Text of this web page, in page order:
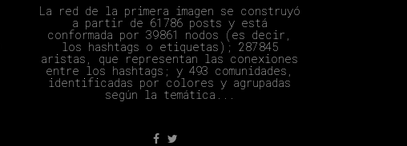
La red de la primera imagen se construyó
a partir de 61 786 posts y está
conformada por 39 861 nodos (es decir,
los hashtags o etiquetas); 287 845
aristas, que representan las conexiones
entre los hashtags; y 493 comunidades,
identificadas por colores y agrupadas
según la temática...